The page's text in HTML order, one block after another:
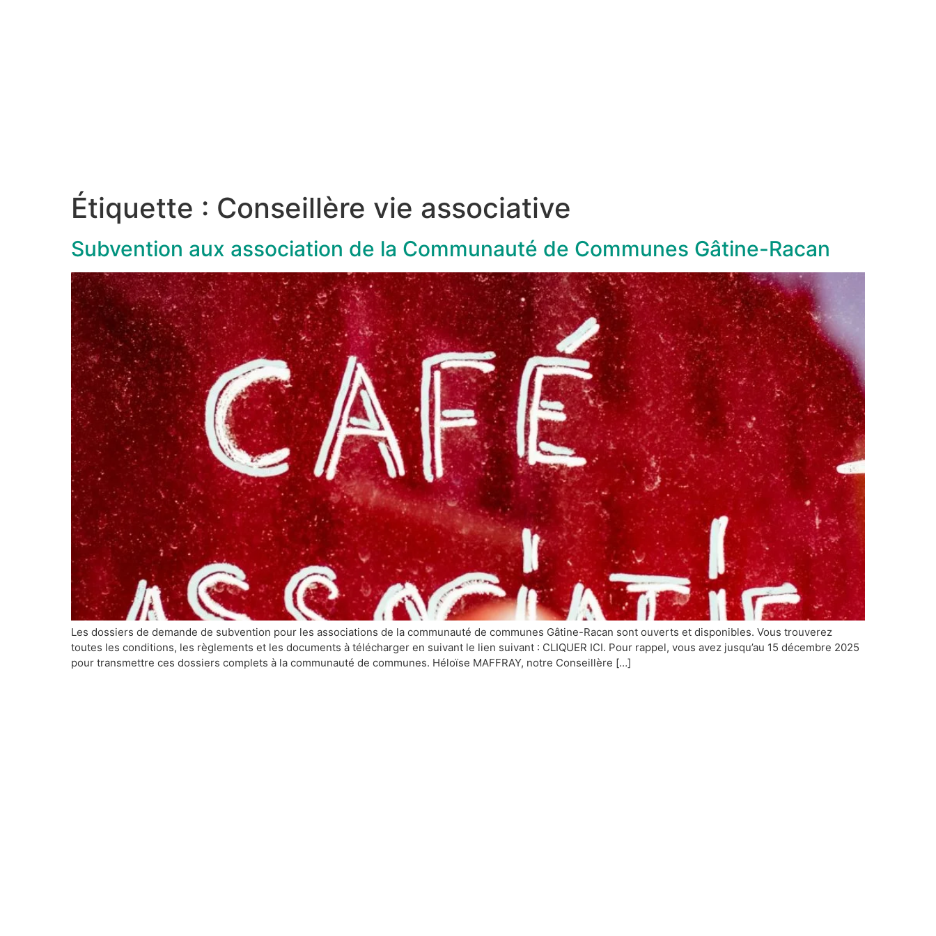
Étiquette : Conseillère vie associative
Subvention aux association de la Communauté de Communes Gâtine-Racan
Les dossiers de demande de subvention pour les associations de la communauté de communes Gâtine-Racan sont ouverts et disponibles. Vous trouverez
toutes les conditions, les règlements et les documents à télécharger en suivant le lien suivant : CLIQUER ICI. Pour rappel, vous avez jusqu’au 15 décembre 2025
pour transmettre ces dossiers complets à la communauté de communes. Héloïse MAFFRAY, notre Conseillère […]